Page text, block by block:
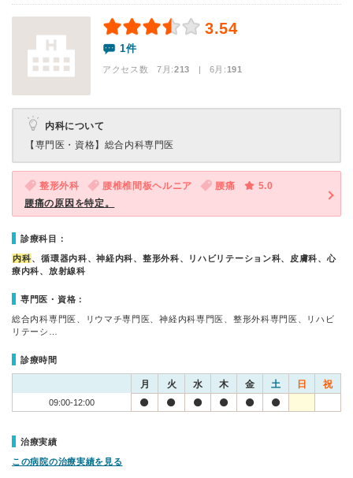
3.54
1件
アクセス数 7月:213 | 6月:191
内科について
【専門医・資格】 総合内科専門医
整形外科 腰椎椎間板ヘルニア 腰痛
5.0
腰痛の原因を特定。
診療科目：
内科、循環器内科、神経内科、整形外科、リハビリテーション科、皮膚科、心
療内科、放射線科
専門医・資格：
総合内科専門医、リウマチ専門医、神経内科専門医、整形外科専門医、リハビ
リテーシ…
診療時間
月 火 水 木 金 土 日 祝
09:00-12:00
治療実績
この病院の治療実績を見る